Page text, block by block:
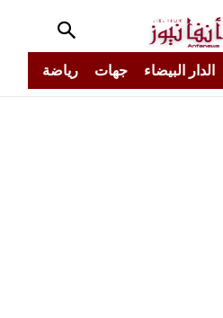
الدار البيضاء جهات رياضة